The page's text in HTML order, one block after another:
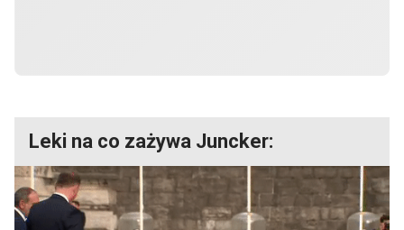
Leki na co zażywa Juncker: